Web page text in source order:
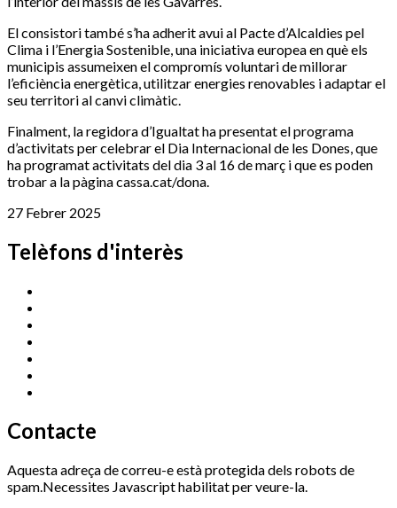
El consistori també s’ha adherit avui al Pacte d’Alcaldies pel
Clima i l’Energia Sostenible, una iniciativa europea en què els
municipis assumeixen el compromís voluntari de millorar
l’eficiència energètica, utilitzar energies renovables i adaptar el
seu territori al canvi climàtic.
Finalment, la regidora d’Igualtat ha presentat el programa
d’activitats per celebrar el Dia Internacional de les Dones, que
ha programat activitats del dia 3 al 16 de març i que es poden
trobar a la pàgina cassa.cat/dona.
27 Febrer 2025
Telèfons d'interès
Contacte
Aquesta adreça de correu-e està protegida dels robots de
spam.Necessites Javascript habilitat per veure-la.